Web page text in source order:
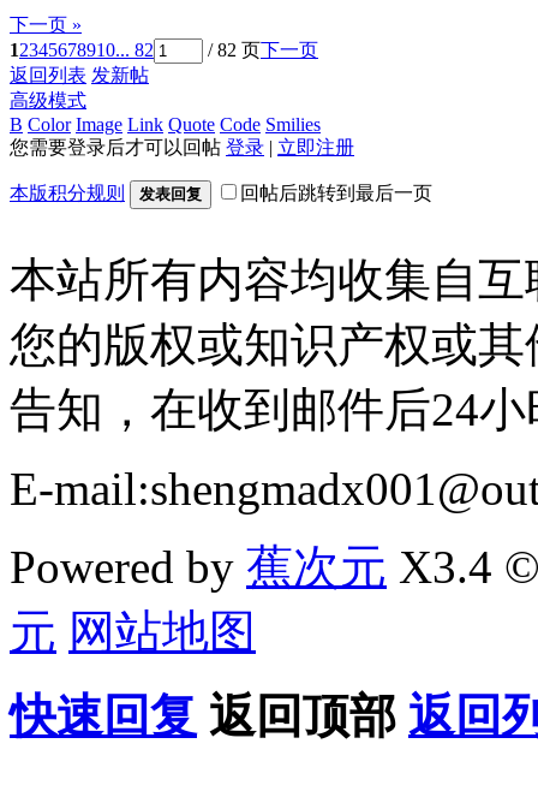
下一页 »
12345678910... 82 / 82 页下一页
返回列表 发新帖
高级模式
B Color Image Link Quote Code Smilies
您需要登录后才可以回帖 登录 | 立即注册
本版积分规则 发表回复 回帖后跳转到最后一页
本站所有内容均收集自
您的版权或知识产权或
告知，在收到邮件后24
E-
Powered by 蕉次元 X3.4
元 网站地图
快速回复 返回顶部 返回